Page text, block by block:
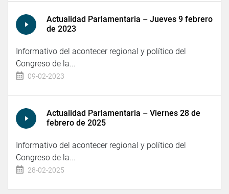
Actualidad Parlamentaria – Jueves 9 febrero
de 2023
Informativo del acontecer regional y político del
Congreso de la...
09-02-2023
Actualidad Parlamentaria – Viernes 28 de
febrero de 2025
Informativo del acontecer regional y político del
Congreso de la...
28-02-2025